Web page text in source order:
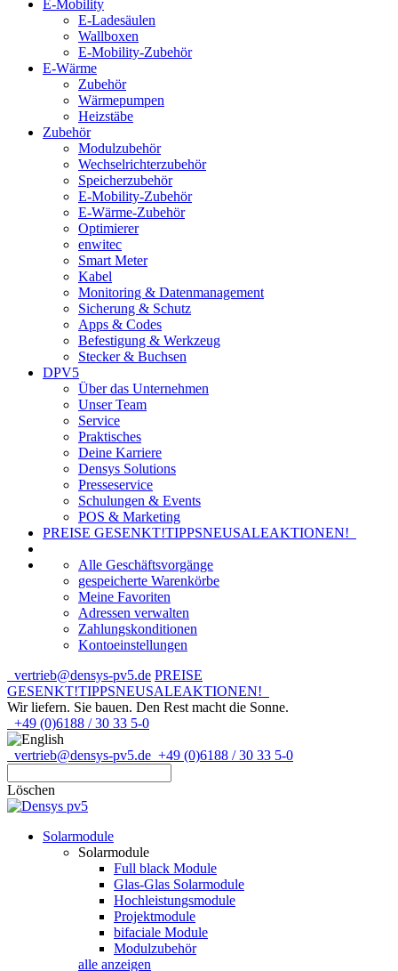
E-Mobility
E-Ladesäulen
Wallboxen
E-Mobility-Zubehör
E-Wärme
Zubehör
Wärmepumpen
Heizstäbe
Zubehör
Modulzubehör
Wechselrichterzubehör
Speicherzubehör
E-Mobility-Zubehör
E-Wärme-Zubehör
Optimierer
enwitec
Smart Meter
Kabel
Monitoring & Datenmanagement
Sicherung & Schutz
Apps & Codes
Befestigung & Werkzeug
Stecker & Buchsen
DPV5
Über das Unternehmen
Unser Team
Service
Praktisches
Deine Karriere
Densys Solutions
Presseservice
Schulungen & Events
POS & Marketing
PREISE GESENKT!TIPPSNEUSALEAKTIONEN!
Alle Geschäftsvorgänge
gespeicherte Warenkörbe
Meine Favoriten
Adressen verwalten
Zahlungskonditionen
Kontoeinstellungen
vertrieb@densys-pv5.de PREISE
GESENKT!TIPPSNEUSALEAKTIONEN!
Wir liefern. Sie bauen. Den Rest macht die Sonne.
+49 (0)6188 / 30 33 5-0
vertrieb@densys-pv5.de +49 (0)6188 / 30 33 5-0
Löschen
Solarmodule
Solarmodule
Full black Module
Glas-Glas Solarmodule
Hochleistungsmodule
Projektmodule
bifaciale Module
Modulzubehör
alle anzeigen